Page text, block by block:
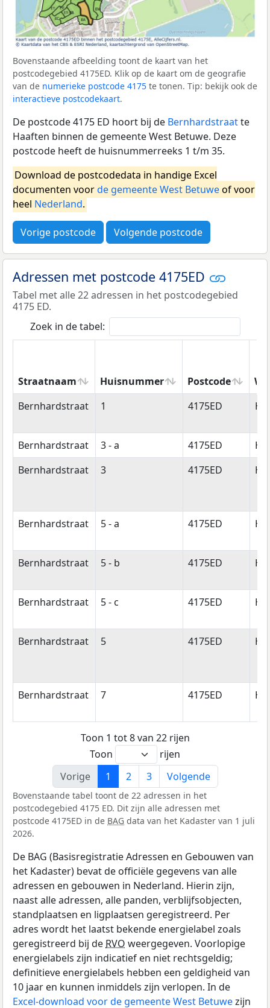
Bovenstaande afbeelding toont de kaart van het
postcodegebied 4175ED. Klik op de kaart om de geografie
van de numerieke postcode 4175 te tonen. Tip: bekijk ook de
interactieve postcodekaart.
De postcode 4175 ED hoort bij de Bernhardstraatte
Haaften binnen de gemeente West Betuwe. Deze
postcode heeft de huisnummerreeks 1 t/m 35.
Download de postcodedata in handige Excel
documenten voorde gemeente West Betuweof voor
heel Nederland.
Vorige postcode Volgende postcode
Adressen met postcode 4175ED
Tabel met alle 22 adressen in het postcodegebied
4175 ED.
Zoek in de tabel:
Straatnaam Huisnummer Postcode
Straatnaam
Huisnummer Postcode
Bernhardstraat 1 4175ED
Bernhardstraat 3 - a 4175ED
Bernhardstraat
3 4175ED
Bernhardstraat 5 - a 4175ED
Bernhardstraat 5 - b 4175ED
Bernhardstraat 5 - c 4175ED
Bernhardstraat 5 4175ED
Bernhardstraat 7 4175ED
Toon 1 tot 8 van 22 rijen
Toon
rijen
Vorige
1 2 3 Volgende
Bovenstaande tabel toont de 22 adressen in het
postcodegebied 4175 ED. Dit zijn alle adressen met
postcode 4175ED in de BAG data van het Kadaster van 1 juli
2026.
De BAG (Basisregistratie Adressen en Gebouwen van
het Kadaster) bevat de officiële gegevens van alle
adressen en gebouwen in Nederland. Hierin zijn,
naast alle adressen, alle panden, verblijfsobjecten,
standplaatsen en ligplaatsen geregistreerd. Per
adres wordt het laatst bekende energielabel zoals
geregistreerd bij de RVO weergegeven. Voorlopige
energielabels zijn indicatief en niet rechtsgeldig;
definitieve energielabels hebben een geldigheid van
10 jaar en kunnen inmiddels zijn verlopen. In de
Excel-download voor de gemeente West Betuwezijn